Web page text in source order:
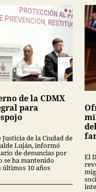
de la CDMX
para
de la Ciudad de
Luján, informó
de denuncias por
se ha mantenido
10 años
El